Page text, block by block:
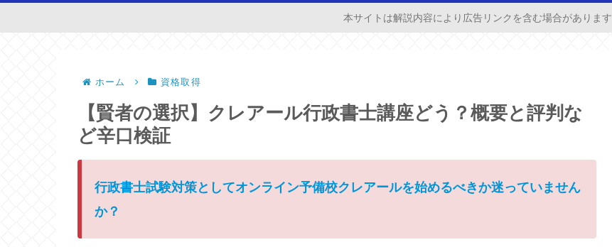
本サイトは解説内容により広告リンクを含む場合があります
ホーム 資格取得
【賢者の選択】クレアール行政書士講座どう？概要と評判な
ど辛口検証
行政書士試験対策としてオンライン予備校クレアールを始めるべきか迷っていません
か？